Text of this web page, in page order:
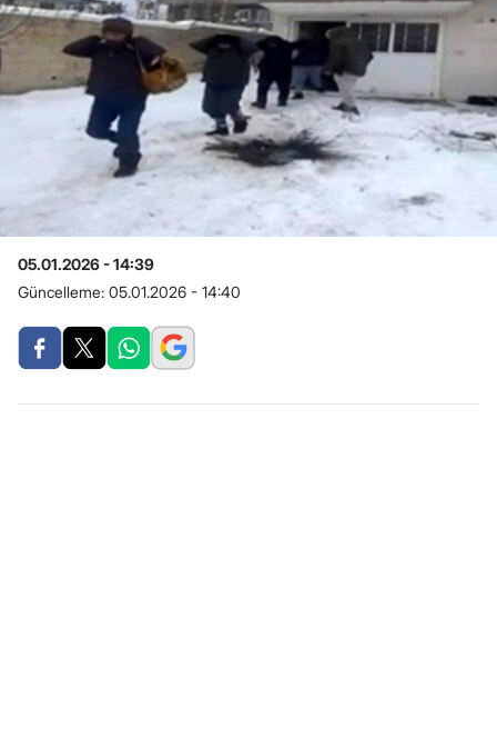
05.01.2026 - 14:39
Güncelleme: 05.01.2026 - 14:40